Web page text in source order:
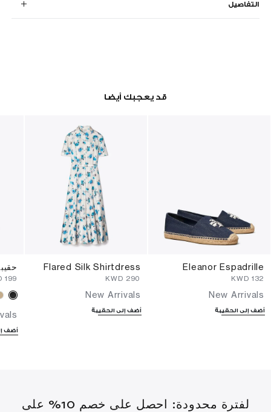
التفاصيل
قد يعجبك أيضا
Eleanor Espadrille
New Arrivals
أضف إلى الحقيبة
Flared Silk Shirtdress
New Arrivals
أضف إلى الحقيبة
أضف
لفترة محدودة: احصل على خصم 10% على